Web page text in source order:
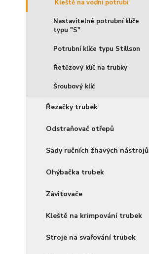
Kleště na vodní potrubí
Nastavitelné potrubní klíče
typu "S"
Potrubní klíče typu Stillson
Řetězový klíč na trubky
Šroubový klíč
Řezačky trubek
Odstraňovač otřepů
Sady ručních žhavých nástrojů
Ohýbačka trubek
Závitovače
Kleště na krimpování trubek
Stroje na svařování trubek